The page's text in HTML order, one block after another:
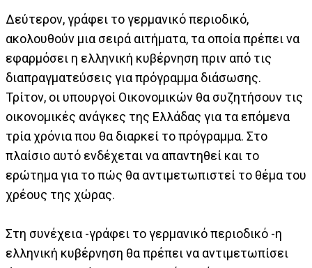
Δεύτερον, γράφει το γερμανικό περιοδικό,
ακολουθούν μια σειρά αιτήματα, τα οποία πρέπει να
εφαρμόσει η ελληνική κυβέρνηση πριν από τις
διαπραγματεύσεις για πρόγραμμα διάσωσης.
Τρίτον, οι υπουργοί Οικονομικών θα συζητήσουν τις
οικονομικές ανάγκες της Ελλάδας για τα επόμενα
τρία χρόνια που θα διαρκεί το πρόγραμμα. Στο
πλαίσιο αυτό ενδέχεται να απαντηθεί και το
ερώτημα για το πώς θα αντιμετωπιστεί το θέμα του
χρέους της χώρας.
Στη συνέχεια -γράφει το γερμανικό περιοδικό -η
ελληνική κυβέρνηση θα πρέπει να αντιμετωπίσει